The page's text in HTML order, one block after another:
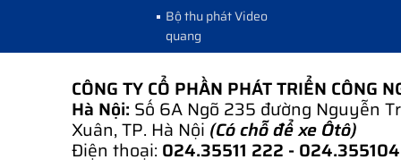
Bộ thu phát Video
quang
CÔNG TY CỔ PHẦN PHÁT TRIỂN CÔNG
Hà Nội: Số 6A Ngõ 235 đường Nguyễn
Xuân, TP. Hà Nội (Có chỗ để xe Ôtô)
Điện thoại: 024.35511 222 -